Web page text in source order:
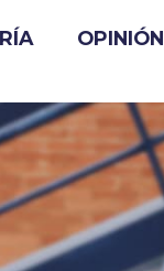
OPINIÓN